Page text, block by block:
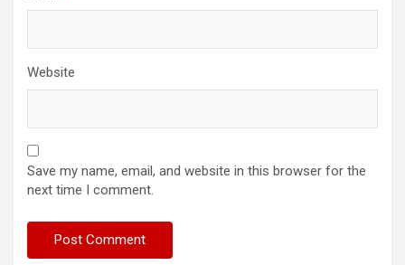
Website
Save my name, email, and website in this browser for the
next time I comment.